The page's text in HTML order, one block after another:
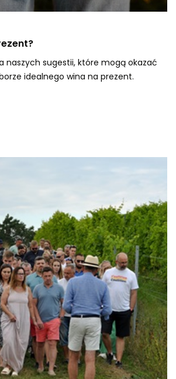
naszych sugestii, które mogą okazać
idealnego wina na prezent.